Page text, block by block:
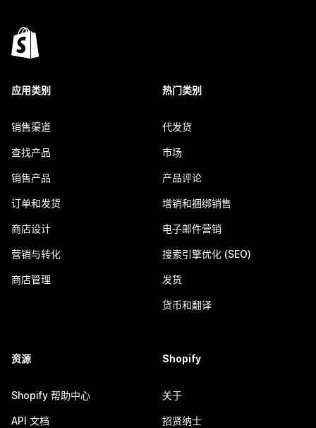
应用类别
销售渠道
查找产品
销售产品
订单和发货
商店设计
营销与转化
商店管理
热门类别
代发货
市场
产品评论
增销和捆绑销售
电子邮件营销
搜索引擎优化 (SEO)
发货
货币和翻译
资源
Shopify 帮助中心
API 文档
Shopify
关于
招贤纳士